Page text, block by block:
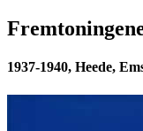
1937-1940, Heede,